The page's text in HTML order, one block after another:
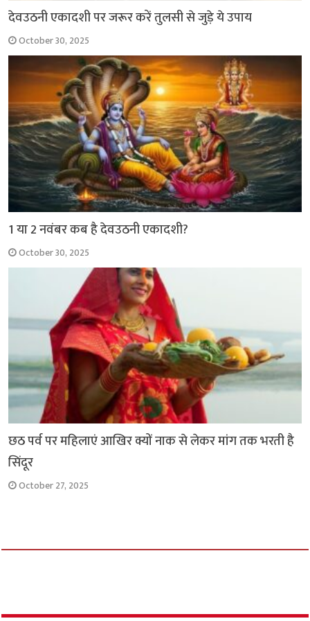
देवउठनी एकादशी पर जरूर करें तुलसी से जुड़े ये उपाय
October 30, 2025
1 या 2 नवंबर कब है देवउठनी एकादशी?
October 30, 2025
छठ पर्व पर महिलाएं आखिर क्यों नाक से लेकर मांग तक भरती है
सिंदूर
October 27, 2025